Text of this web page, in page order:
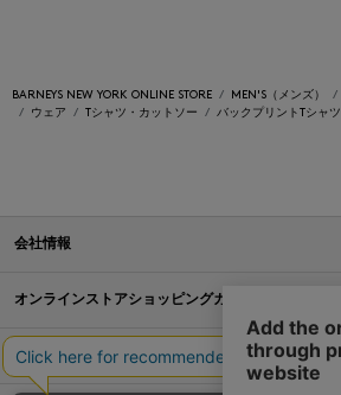
BARNEYS NEW YORK ONLINE STORE MEN'S（メンズ）
ウェア
Tシャツ・カットソー バックプリントTシャツ
会社情報
オンラインストアショッピングガイド
店舗情報